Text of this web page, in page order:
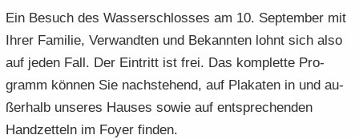
Ein Be­such des Was­ser­schlos­ses am 10. Sep­tem­ber mit
Ihrer Fa­mi­lie, Ver­wand­ten und Be­kann­ten lohnt sich also
auf jeden Fall. Der Ein­tritt ist frei. Das kom­plet­te Pro­
gramm kön­nen Sie nach­ste­hend, auf Pla­ka­ten in und au­
ßer­halb un­se­res Hau­ses sowie auf ent­spre­chen­den
Hand­zet­teln im Foyer fin­den.